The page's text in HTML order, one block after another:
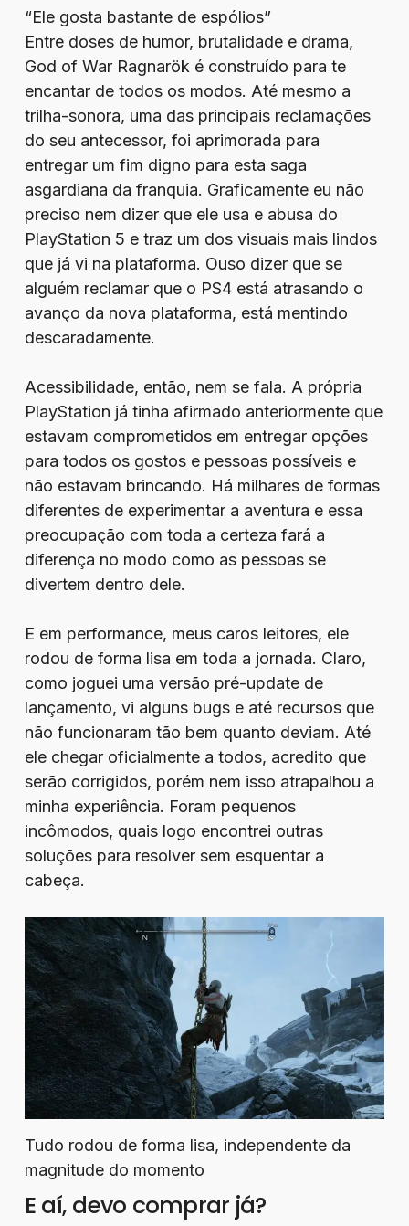
“Ele gosta bastante de espólios”
Entre doses de humor, brutalidade e drama,
God of War Ragnarök é construído para te
encantar de todos os modos. Até mesmo a
trilha-sonora, uma das principais reclamações
do seu antecessor, foi aprimorada para
entregar um fim digno para esta saga
asgardiana da franquia. Graficamente eu não
preciso nem dizer que ele usa e abusa do
PlayStation 5 e traz um dos visuais mais lindos
que já vi na plataforma. Ouso dizer que se
alguém reclamar que o PS4 está atrasando o
avanço da nova plataforma, está mentindo
descaradamente.
Acessibilidade, então, nem se fala. A própria
PlayStation já tinha afirmado anteriormente que
estavam comprometidos em entregar opções
para todos os gostos e pessoas possíveis e
não estavam brincando. Há milhares de formas
diferentes de experimentar a aventura e essa
preocupação com toda a certeza fará a
diferença no modo como as pessoas se
divertem dentro dele.
E em performance, meus caros leitores, ele
rodou de forma lisa em toda a jornada. Claro,
como joguei uma versão pré-update de
lançamento, vi alguns bugs e até recursos que
não funcionaram tão bem quanto deviam. Até
ele chegar oficialmente a todos, acredito que
serão corrigidos, porém nem isso atrapalhou a
minha experiência. Foram pequenos
incômodos, quais logo encontrei outras
soluções para resolver sem esquentar a
cabeça.
Tudo rodou de forma lisa, independente da
magnitude do momento
E aí, devo comprar já?